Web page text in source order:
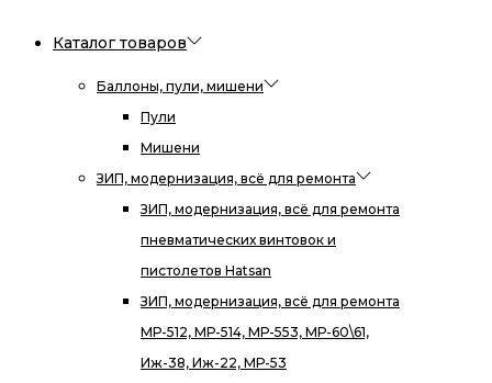
Каталог товаров
Баллоны, пули, мишени
Пули
Мишени
ЗИП, модернизация, всё для ремонта
ЗИП, модернизация, всё для ремонта
пневматических винтовок и
пистолетов Hatsan
ЗИП, модернизация, всё для ремонта
МР-512, МР-514, МР-553, МР-60\61,
Иж-38, Иж-22, МР-53